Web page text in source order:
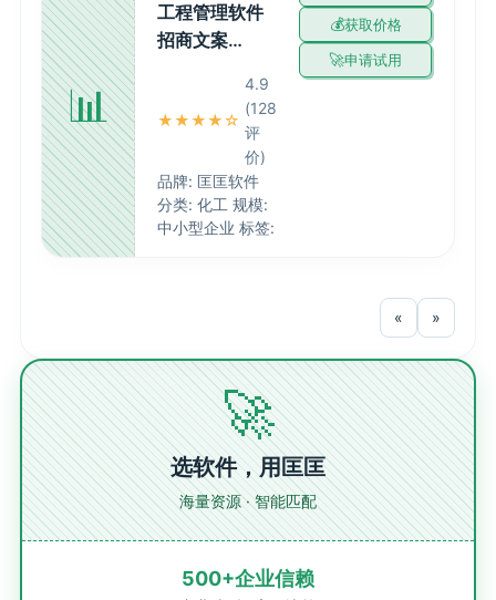
📊
工程管理软件
招商文案…
★★★★☆
4.9
(128
评
价)
品牌: 匡匡软件
分类: 化工 规模:
中小型企业 标签:
获取价格
申请试用
« »
🚀
选软件，用匡匡
海量资源 · 智能匹配
500+企业信赖